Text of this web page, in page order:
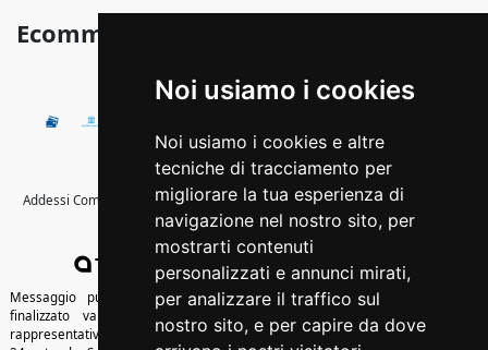
Noi usiamo i cookies
Noi usiamo i cookies e altre
tecniche di tracciamento per
migliorare la tua esperienza di
navigazione nel nostro sito, per
mostrarti contenuti
personalizzati e annunci mirati,
per analizzare il traffico sul
nostro sito, e per capire da dove
Termini e Privacy
Detrazioni fiscali
Pavimentazione
Illuminazione
Calore
Colore
Outlet
Cartongesso
Ecommerce
Condizioni Generali di Vendita
Pagamenti Disponibili
Spedizione e Imballaggio
Cambio, Resi e Rimborsi
Addessi Commerciale s.r.l. - © Copyright 2020 Tutti i diritti riservati -Strada
Provinciale Itri-Sperlonga, km 1,400
TredwebWEB: MARKETING | SOCIAL | E-COMMERCE
Messaggio pubblicitario con finalità promozionale. Offerta di credito
finalizzato valida dal 01/01/2026 al 31/12/2026 come da esempio
rappresentativo: Prezzo del bene € 1000,00 Tan fisso 10,12% Taeg 10,6%, in